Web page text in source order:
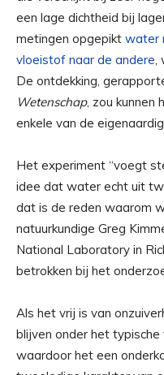
een lage dichtheid bij
metingen opgepikt water
vloeistof naar de andere,
De ontdekking,
Wetenschap, zou kunnen
enkele van de
Het experiment “voegt
idee dat water echt uit
dat is de reden waarom
natuurkundige Greg
National Laboratory in
betrokken bij het
Als het vrij is van
blijven onder het typische
waardoor het een